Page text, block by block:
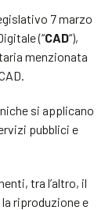
7 marzo
(“CAD“),
menzionata
si applicano
pubblici e
tra l’altro, il
riproduzione e